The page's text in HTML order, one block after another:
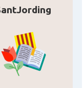
Vegas
Angeles
USA